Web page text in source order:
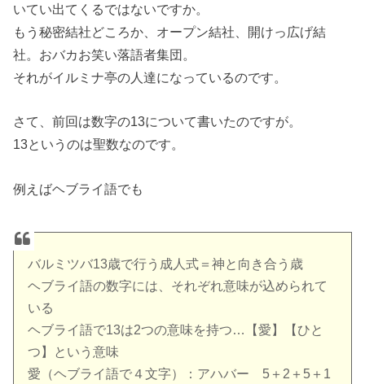
いてい出てくるではないですか。
もう秘密結社どころか、オープン結社、開けっ広げ結
社。おバカお笑い落語者集団。
それがイルミナ亭の人達になっているのです。
さて、前回は数字の13について書いたのですが。
13というのは聖数なのです。
例えばヘブライ語でも
バルミツバ13歳で行う成人式＝神と向き合う歳
ヘブライ語の数字には、それぞれ意味が込められて
いる
ヘブライ語で13は2つの意味を持つ…【愛】【ひと
つ】という意味
愛（ヘブライ語で４文字）：アハバー 5＋2＋5＋1